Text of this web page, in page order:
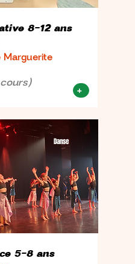
8-12 ans
+
Danse
5-8 ans